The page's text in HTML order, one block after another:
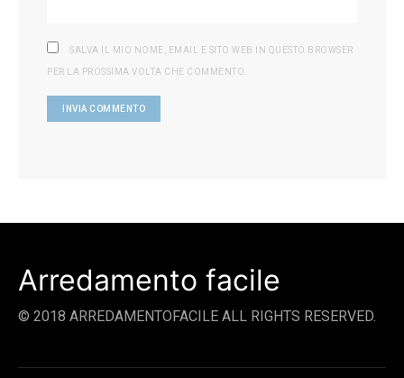
SALVA IL MIO NOME, EMAIL E SITO WEB IN QUESTO BROWSER
PER LA PROSSIMA VOLTA CHE COMMENTO.
Arredamento facile
© 2018 ARREDAMENTOFACILE ALL RIGHTS RESERVED.